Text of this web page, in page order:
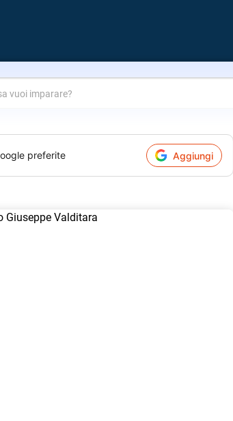
preferite Aggiungi